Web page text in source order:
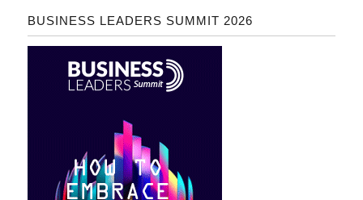
BUSINESS LEADERS SUMMIT 2026